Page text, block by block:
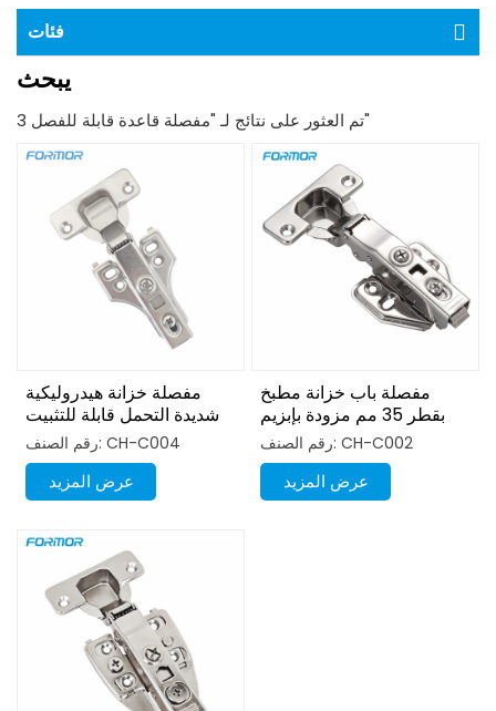
فئات
يبحث
3 تم العثور على نتائج لـ "مفصلة قاعدة قابلة للفصل"
مفصلة خزانة هيدروليكية
شديدة التحمل قابلة للتثبيت
بمشبك وقاعدة خطافية
رقم الصنف: CH-C004
عرض المزيد
مفصلة باب خزانة مطبخ
بقطر 35 مم مزودة بإبزيم
من سبيكة معدنية
رقم الصنف: CH-C002
عرض المزيد